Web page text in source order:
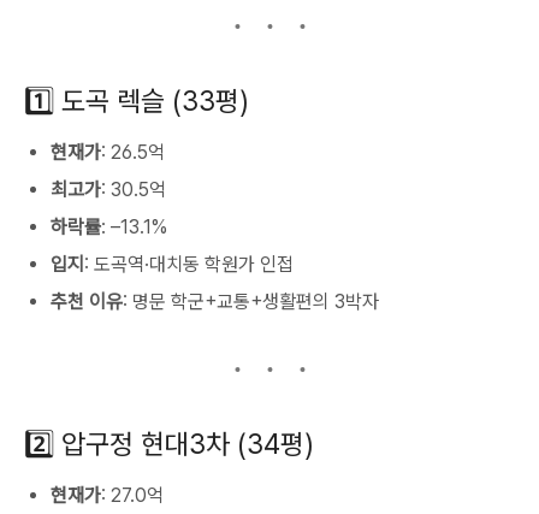
1️⃣ 도곡 렉슬 (33평)
현재가: 26.5억
최고가: 30.5억
하락률: –13.1%
입지 : 도곡역·대치동 학원가 인접
추천 이유: 명문 학군+교통+생활편의 3박자
2️⃣ 압구정 현대3차 (34평)
현재가: 27.0억